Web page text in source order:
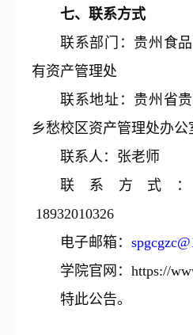
七、联系方式
联系部门：贵州食
有资产管理处
联系地址：贵州省
乡愁校区资产管理处办公
联系人：张老师
联系方式：
18932010326
电子邮箱：
学院官网：https://
特此公告。